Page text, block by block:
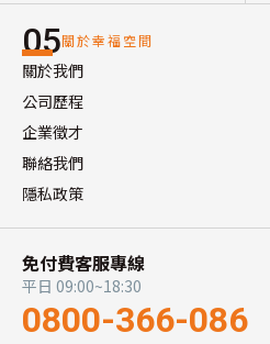
05關於幸福空間
關於我們
公司歷程
企業徵才
聯絡我們
隱私政策
免付費客服專線
平日 09:00~18:30
0800-366-086